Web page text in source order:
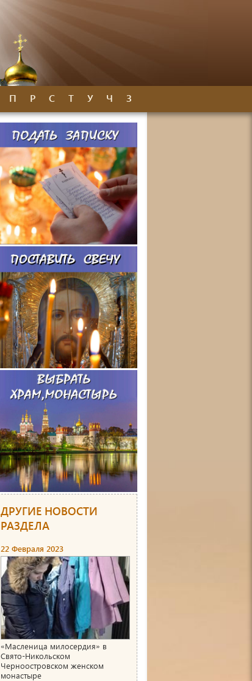
П Р С Т У Ч З
ДРУГИЕ НОВОСТИ
РАЗДЕЛА
22 Февраля 2023
«Масленица милосердия» в
Свято-Никольском
Черноостровском женском
монастыре